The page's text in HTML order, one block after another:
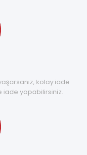
kolay iade
iade yapabilirsiniz.